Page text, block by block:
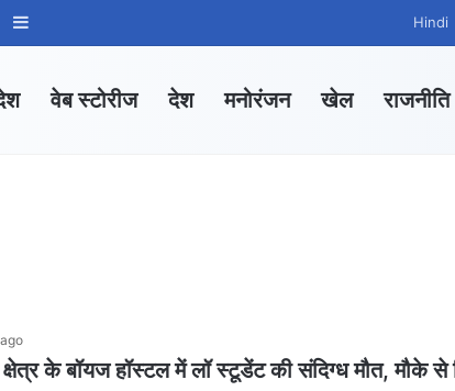
Channel
Group
Log In Hindi
वेब स्टोरीज देश मनोरंजन खेल राजनीति
के बॉयज हॉस्टल में लॉ स्टूडेंट की संदिग्ध मौत, मौके से